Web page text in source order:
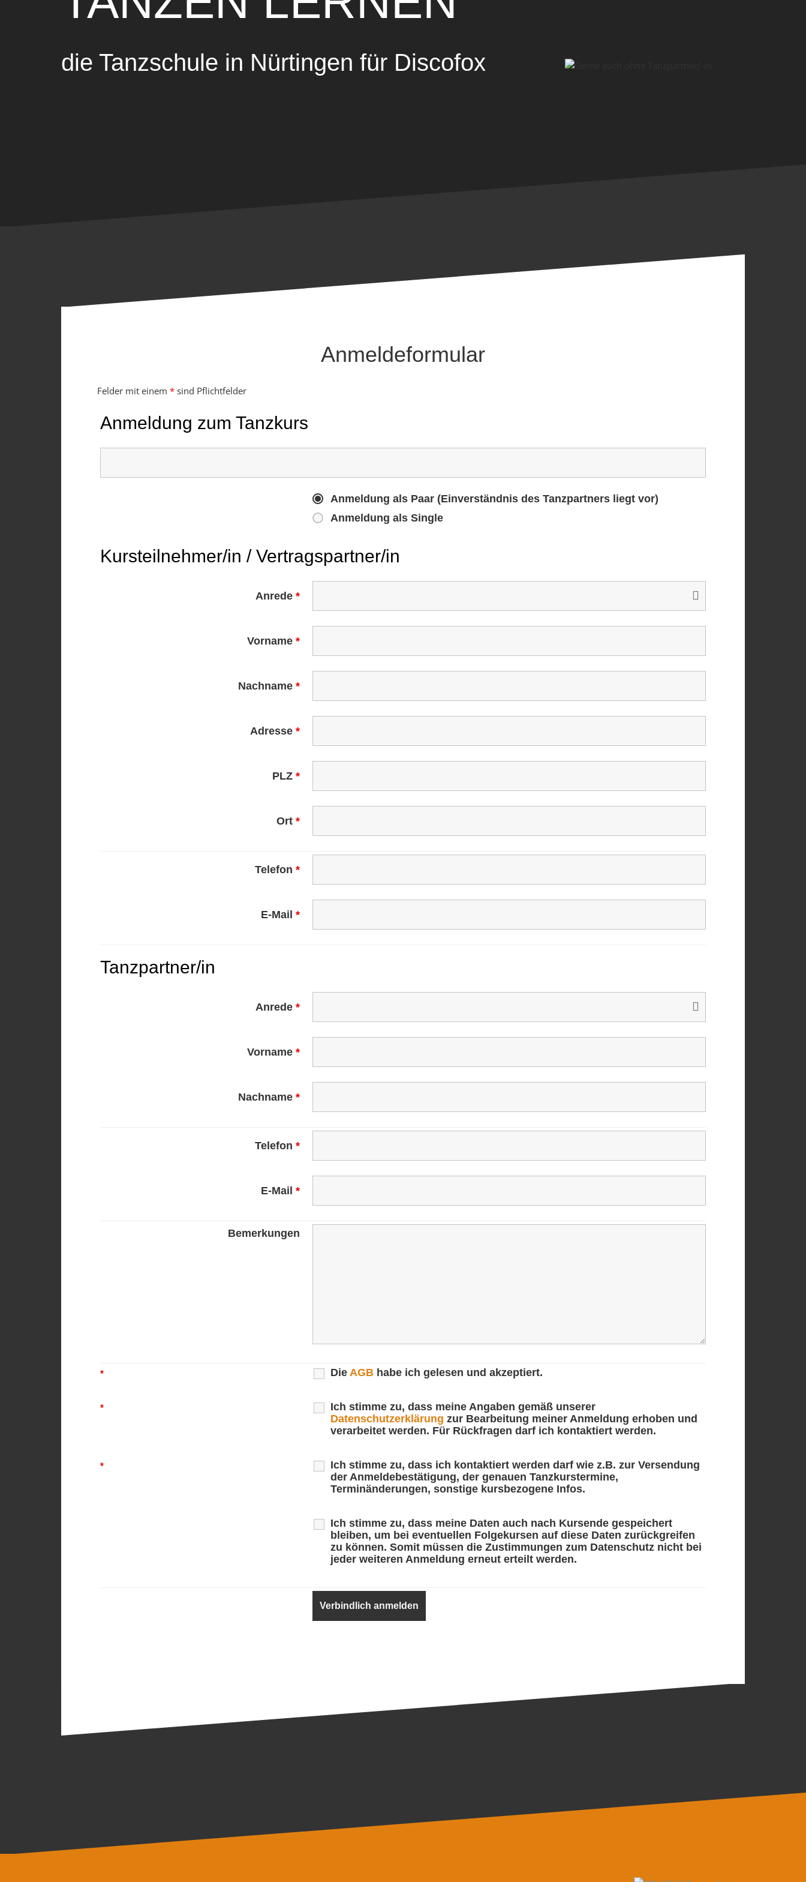
die Tanzschule in Nürtingen für Discofox
Anmeldeformular
Felder mit einem * sind Pflichtfelder
Anmeldung zum Tanzkurs
Anmeldung als Paar (Einverständnis des Tanzpartners liegt vor)
Anmeldung als Single
Kursteilnehmer/in / Vertragspartner/in
Anrede*
Vorname*
Nachname*
Adresse*
PLZ*
Ort*
Telefon*
E-Mail*
Tanzpartner/in
Anrede*
Vorname*
Nachname*
Telefon*
E-Mail*
Bemerkungen
* Die AGBhabe ich gelesen und akzeptiert.
*
Ich stimme zu, dass meine Angaben gemäß unserer
Datenschutzerklärung zur Bearbeitung meiner Anmeldung erhoben und
verarbeitet werden. Für Rückfragen darf ich kontaktiert werden.
*
Ich stimme zu, dass ich kontaktiert werden darf wie z.B. zur Versendung
der Anmeldebestätigung, der genauen Tanzkurstermine,
Terminänderungen, sonstige kursbezogene Infos.
Ich stimme zu, dass meine Daten auch nach Kursende gespeichert
bleiben, um bei eventuellen Folgekursen auf diese Daten zurückgreifen
zu können. Somit müssen die Zustimmungen zum Datenschutz nicht bei
jeder weiteren Anmeldung erneut erteilt werden.